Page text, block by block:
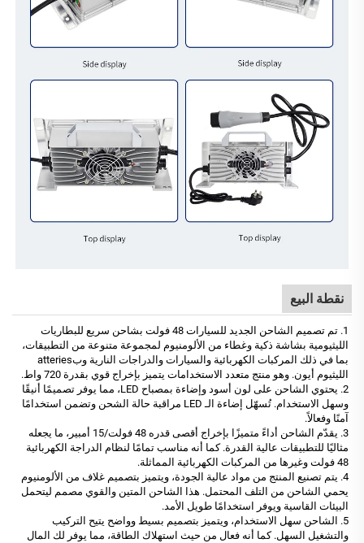
نقطة البيع
1. تم تصميم الشاحن الجديد للسيارات 48 فولت بشاحن سريع للبطاريات
الليثيومية بشاشة ذكية وغطاء من الألومنيوم لمجموعة متنوعة من التطبيقات،
بما في ذلك المركبات الكهربائية والسيارات والدراجات النارية وبatteries
الليثيوم أيون. وهو منتج متعدد الاستخدامات يتميز بإخراج قوي بقدرة 720 واط.
2. يحتوي الشاحن على لون أسود وإضاءة بمصباح LED، مما يوفر تصميمًا أنيقًا
وسهل الاستخدام. تُسهّل إضاءة الـ LED مراقبة حالة الشحن وتضمن استخدامًا
آمنًا وفعالاً.
3. يقدّم الشاحن أداءً متميزًا بإخراج أقصى قدره 48 فولت/15 أمبير، ما يجعله
مثاليًا للتطبيقات عالية القدرة. كما أنه مناسب تمامًا لنظام الدراجة الكهربائية
48 فولت وغيرها من المركبات الكهربائية المماثلة.
4. يتم تصنيع المنتج من مواد عالية الجودة، ويتميز بتصميم غلاف من الألومنيوم
يحمي الشاحن من التلف المحتمل. هذا الشاحن المتين والقوي مصمم ليتحمل
البيئات القاسية ويوفر استخدامًا طويل الأمد.
5. الشاحن سهل الاستخدام، ويتميز بتصميم بسيط وواضح يتيح التركيب
والتشغيل السهل. كما أنه فعال من حيث استهلاك الطاقة، مما يوفر لك المال